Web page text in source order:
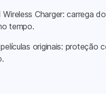
Wireless Charger: carrega
tempo.
originais: proteção